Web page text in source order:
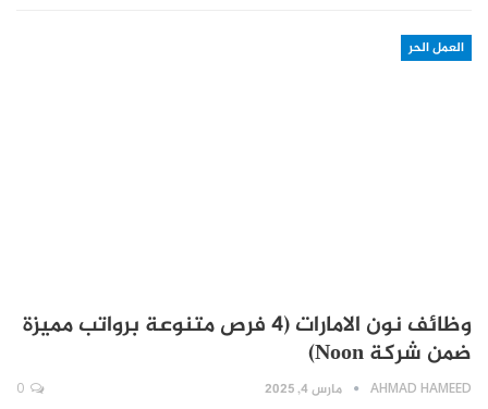
العمل الحر
وظائف نون الامارات (4 فرص متنوعة برواتب مميزة
ضمن شركة Noon)
AHMAD HAMEED مارس 4, 2025